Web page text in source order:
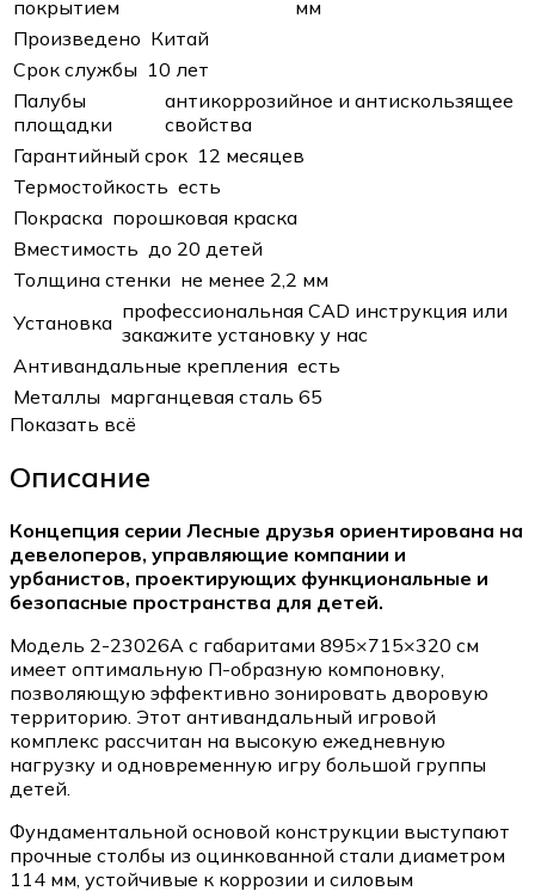
покрытием
мм
Произведено Китай
Срок службы 10 лет
Палубы
площадки
антикоррозийное и антискользящее
свойства
Гарантийный срок 12 месяцев
Термостойкость есть
Покраска порошковая краска
Вместимость до 20 детей
Толщина стенки не менее 2,2 мм
Установка профессиональная CAD инструкция или
закажите установку у нас
Антивандальные крепления есть
Металлы марганцевая сталь 65
Показать всё
Описание
Концепция серии Лесные друзья ориентирована на
девелоперов, управляющие компании и
урбанистов, проектирующих функциональные и
безопасные пространства для детей.
Модель 2-23026А с габаритами 895×715×320 см
имеет оптимальную П-образную компоновку,
позволяющую эффективно зонировать дворовую
территорию. Этот антивандальный игровой
комплекс рассчитан на высокую ежедневную
нагрузку и одновременную игру большой группы
детей.
Фундаментальной основой конструкции выступают
прочные столбы из оцинкованной стали диаметром
114 мм, устойчивые к коррозии и силовым